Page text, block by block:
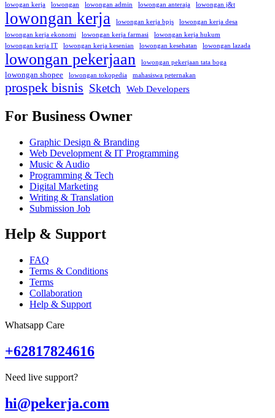
lowogan kerja
lowongan lowongan admin lowongan anteraja lowongan j&t
lowongan kerja lowongan kerja bpjs
lowongan kerja desa
lowongan kerja ekonomi
lowongan kerja farmasi
lowongan kerja hukum
lowongan kerja IT
lowongan kerja kesenian lowongan kesehatan lowongan lazada
lowongan pekerjaan lowongan pekerjaan tata boga
lowongan shopee lowongan tokopedia mahasiswa peternakan
prospek bisnis Sketch Web Developers
For Business Owner
Graphic Design & Branding
Web Development & IT Programming
Music & Audio
Programming & Tech
Digital Marketing
Writing & Translation
Submission Job
Help & Support
FAQ
Terms & Conditions
Terms
Collaboration
Help & Support
Whatsapp Care
+62817824616
Need live support?
hi@pekerja.com